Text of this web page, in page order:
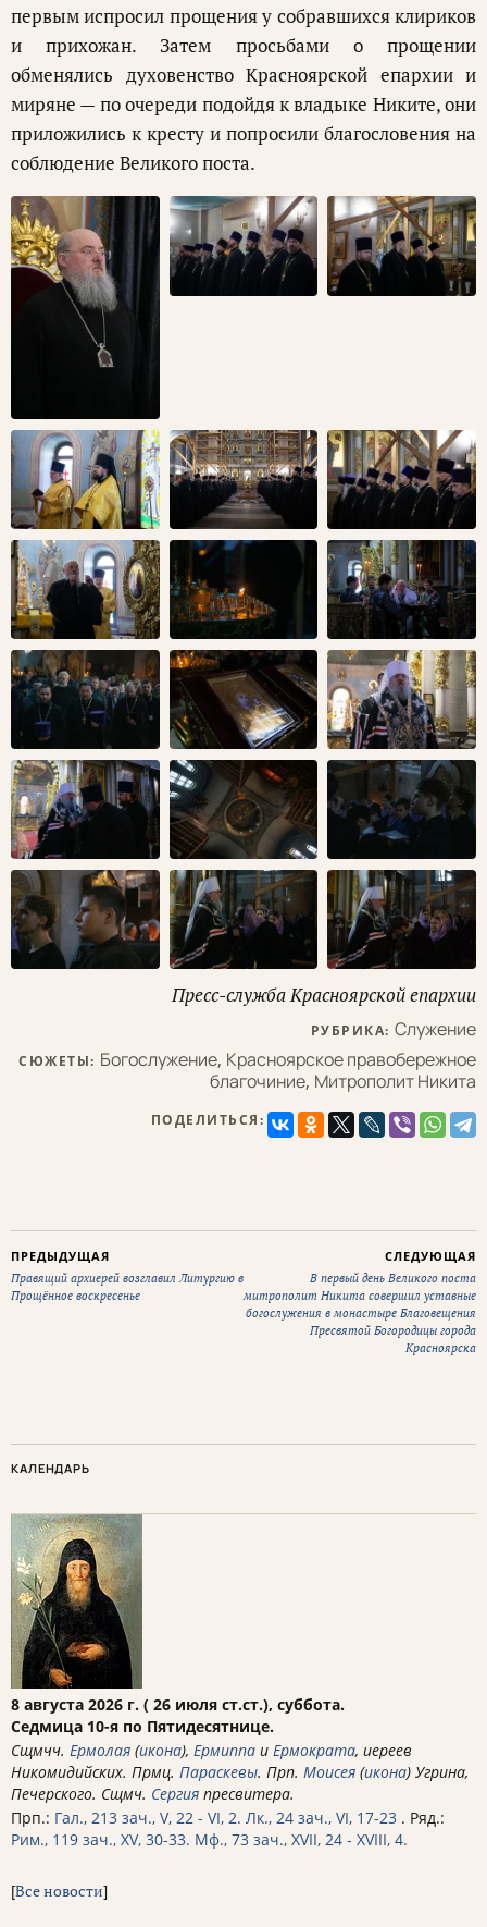
первым испросил прощения у собравшихся клириков
и прихожан. Затем просьбами о прощении
обменялись духовенство Красноярской епархии и
миряне — по очереди подойдя к владыке Никите, они
приложились к кресту и попросили благословения на
соблюдение Великого поста.
Пресс-служба Красноярской епархии
РУБРИКА: Служение
СЮЖЕТЫ: Богослужение, Красноярское правобережное
благочиние, Митрополит Никита
ПОДЕЛИТЬСЯ:
ПРЕДЫДУЩАЯ
Правящий архиерей возглавил Литургию в
Прощённое воскресенье
СЛЕДУЮЩАЯ
В первый день Великого поста
митрополит Никита совершил уставные
богослужения в монастыре Благовещения
Пресвятой Богородицы города
Красноярска
КАЛЕНДАРЬ
8 августа 2026 г. ( 26 июля ст.ст.), суббота.
Седмица 10-я по Пятидесятнице.
Сщмчч. Ермолая (икона), Ермиппа и Ермократа, иереев
Никомидийских. Прмц. Параскевы. Прп. Моисея (икона) Угрина,
Печерского. Сщмч. Сергия пресвитера.
Прп.: Гал., 213 зач., V, 22 - VI, 2. Лк., 24 зач., VI, 17-23 . Ряд.:
Рим., 119 зач., XV, 30-33. Мф., 73 зач., XVII, 24 - XVIII, 4.
[Все новости]